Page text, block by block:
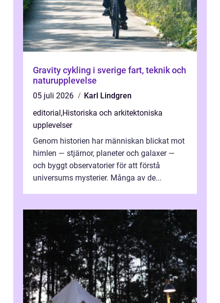
Gravity cykling i sverige fart, teknik och
naturupplevelse
05 juli 2026
Karl Lindgren
editorial ,Historiska och arkitektoniska
upplevelser
Genom historien har människan blickat mot
himlen — stjärnor, planeter och galaxer —
och byggt observatorier för att förstå
universums mysterier. Många av de...